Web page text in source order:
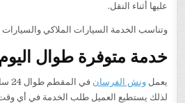
عليها أثناء النقل.
وتناسب الخدمة السيارات الملاكي والسيارات
خدمة متوفرة طوال
يعملونش الفرسان في المقطم طوال 24 ساعة دون توقف.
لذلك يستطيع العميل طلب الخدمة في أي وقت